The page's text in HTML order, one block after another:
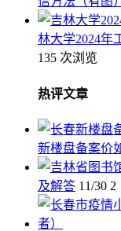
林大学2024年
135 次浏览
热评文章
新楼盘备案价
及解答 11/30 2